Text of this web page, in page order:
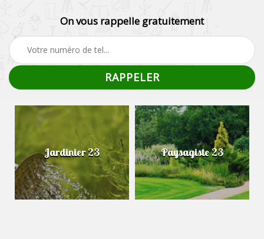
On vous rappelle gratuitement
Jardinier 23 Paysagiste 23